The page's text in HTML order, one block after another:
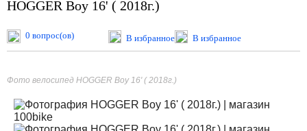
HOGGER Boy 16' ( 2018г.)
0 вопрос(ов) В избранное В избранное
Фото велосипед HOGGER Boy 16' ( 2018г.)